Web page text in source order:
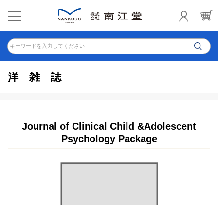
キーワードを入力してください
洋雑誌
Journal of Clinical Child &Adolescent
Psychology Package